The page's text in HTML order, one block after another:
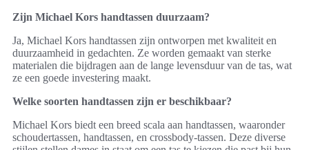
Zijn Michael Kors handtassen duurzaam?
Ja, Michael Kors handtassen zijn ontworpen met kwaliteit en
duurzaamheid in gedachten. Ze worden gemaakt van sterke
materialen die bijdragen aan de lange levensduur van de tas, wat
ze een goede investering maakt.
Welke soorten handtassen zijn er beschikbaar?
Michael Kors biedt een breed scala aan handtassen, waaronder
schoudertassen, handtassen, en crossbody-tassen. Deze diverse